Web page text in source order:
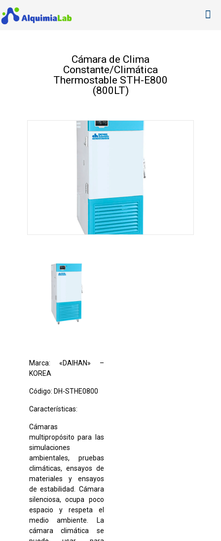
Cámara de Clima
Constante/Climática
Thermostable STH-E800
(800LT)
Marca: «DAIHAN» –
KOREA
Código: DH-STHE0800
Características:
Cámaras
multipropósito para las
simulaciones
ambientales, pruebas
climáticas, ensayos de
materiales y ensayos
de estabilidad. Cámara
silenciosa, ocupa poco
espacio y respeta el
medio ambiente. La
cámara climática se